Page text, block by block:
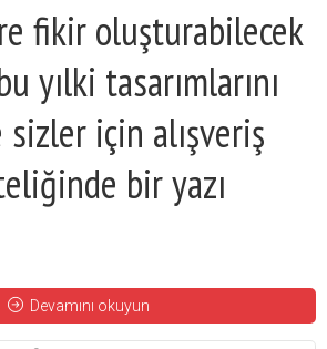
fikir oluşturabilecek
yılki tasarımlarını
için alışveriş
bir yazı
Devamını okuyun